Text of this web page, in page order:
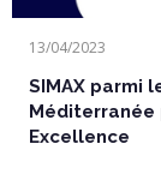
13/04/2023
SIMAX parmi
Méditerranée
Excellence